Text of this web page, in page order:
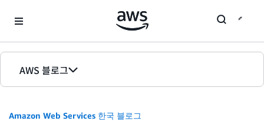
AWS 블로그
홈
Amazon Web Services 한국 블로그